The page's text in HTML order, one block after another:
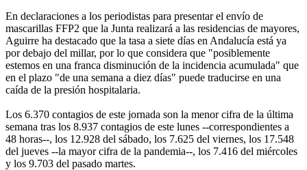
En declaraciones a los periodistas para presentar el envío de
mascarillas FFP2 que la Junta realizará a las residencias de mayores,
Aguirre ha destacado que la tasa a siete días en Andalucía está ya
por debajo del millar, por lo que considera que "posiblemente
estemos en una franca disminución de la incidencia acumulada" que
en el plazo "de una semana a diez días" puede traducirse en una
caída de la presión hospitalaria.
Los 6.370 contagios de este jornada son la menor cifra de la última
semana tras los 8.937 contagios de este lunes --correspondientes a
48 horas--, los 12.928 del sábado, los 7.625 del viernes, los 17.548
del jueves --la mayor cifra de la pandemia--, los 7.416 del miércoles
y los 9.703 del pasado martes.